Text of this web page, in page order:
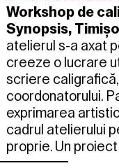
Workshop de
Synopsis,
atelierul s-a axat
creeze o lucrare
scriere
coordonatorului.
exprimarea
cadrul atelierului
proprie. Un proiect